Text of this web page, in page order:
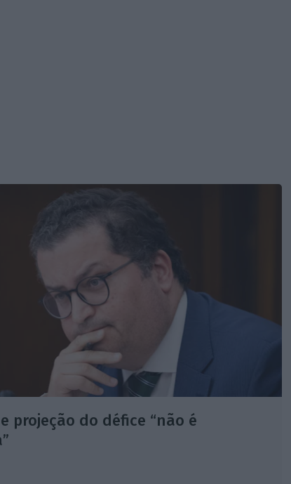
projeção do défice “não é